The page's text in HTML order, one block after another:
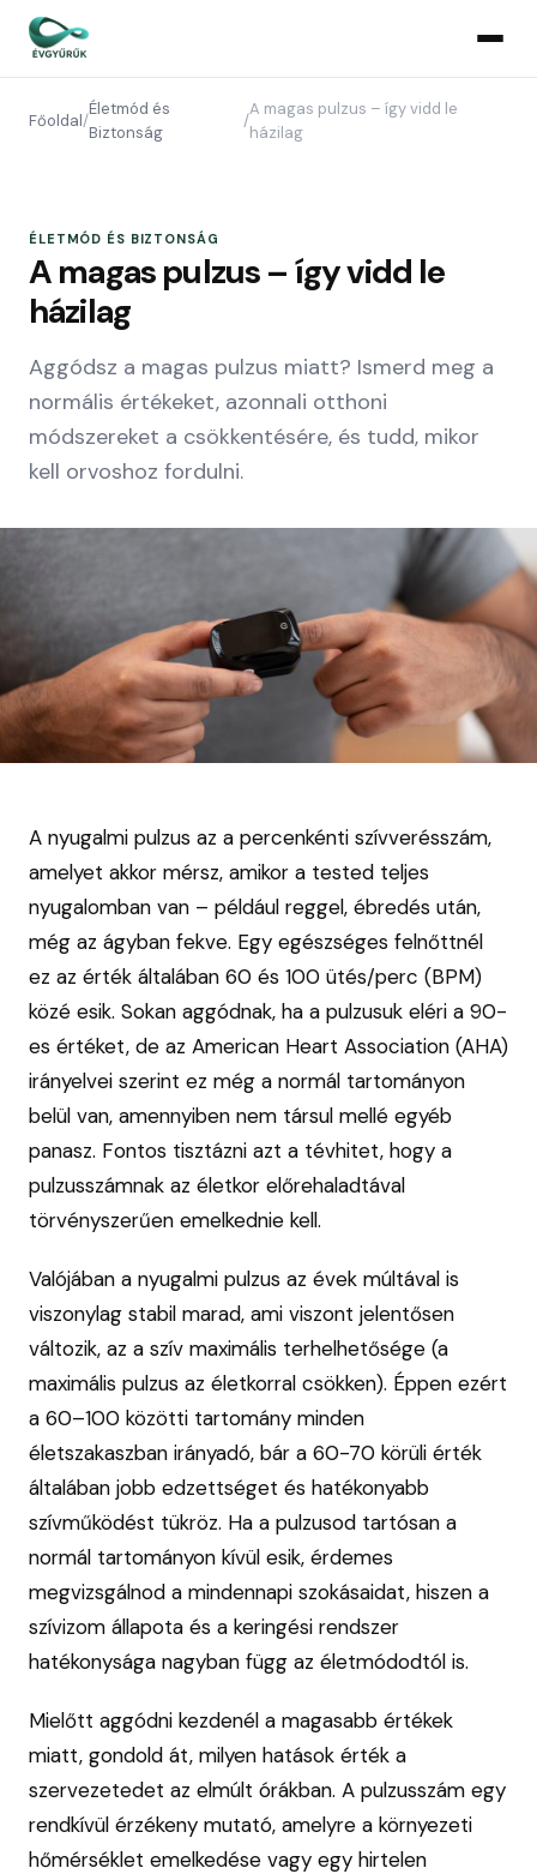
Főoldal/
Életmód és
Biztonság
/
A magas pulzus – így vidd le
házilag
ÉLETMÓD ÉS BIZTONSÁG
A magas pulzus – így vidd le
házilag
Aggódsz a magas pulzus miatt? Ismerd meg a
normális értékeket, azonnali otthoni
módszereket a csökkentésére, és tudd, mikor
kell orvoshoz fordulni.
A nyugalmi pulzus az a percenkénti szívverésszám,
amelyet akkor mérsz, amikor a tested teljes
nyugalomban van – például reggel, ébredés után,
még az ágyban fekve. Egy egészséges felnőttnél
ez az érték általában 60 és 100 ütés/perc (BPM)
közé esik. Sokan aggódnak, ha a pulzusuk eléri a 90-
es értéket, de az American Heart Association (AHA)
irányelvei szerint ez még a normál tartományon
belül van, amennyiben nem társul mellé egyéb
panasz. Fontos tisztázni azt a tévhitet, hogy a
pulzusszámnak az életkor előrehaladtával
törvényszerűen emelkednie kell.
Valójában a nyugalmi pulzus az évek múltával is
viszonylag stabil marad, ami viszont jelentősen
változik, az a szív maximális terhelhetősége (a
maximális pulzus az életkorral csökken). Éppen ezért
a 60–100 közötti tartomány minden
életszakaszban irányadó, bár a 60-70 körüli érték
általában jobb edzettséget és hatékonyabb
szívműködést tükröz. Ha a pulzusod tartósan a
normál tartományon kívül esik, érdemes
megvizsgálnod a mindennapi szokásaidat, hiszen a
szívizom állapota és a keringési rendszer
hatékonysága nagyban függ az életmódodtól is.
Mielőtt aggódni kezdenél a magasabb értékek
miatt, gondold át, milyen hatások érték a
szervezetedet az elmúlt órákban. A pulzusszám egy
rendkívül érzékeny mutató, amelyre a környezeti
hőmérséklet emelkedése vagy egy hirtelen